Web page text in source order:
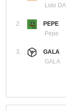
Lido
2.
PEPE
Pepe
3.
GALA
GALA